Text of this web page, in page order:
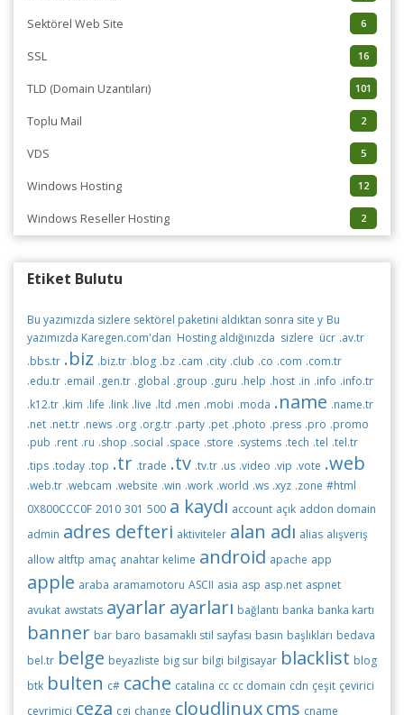
6
Sektörel Web Site
16
SSL
101
TLD (Domain Uzantıları)
2
Toplu Mail
5
VDS
12
Windows Hosting
2
Windows Reseller Hosting
Etiket Bulutu
Bu yazımızda sizlere sektörel paketini aldıktan sonra site y Bu
yazımızda Karegen.com'dan Hosting aldığınızda sizlere ücr .av.tr
.bbs.tr .biz .biz.tr .blog .bz .cam .city .club .co .com .com.tr
.edu.tr .email .gen.tr .global .group .guru .help .host .in .info .info.tr
.k12.tr .kim .life .link .live .ltd .men .mobi .moda .name .name.tr
.net .net.tr .news .org .org.tr .party .pet .photo .press .pro .promo
.pub .rent .ru .shop .social .space .store .systems .tech .tel .tel.tr
.tips .today .top .tr .trade .tv .tv.tr .us .video .vip .vote .web
.web.tr .webcam .website .win .work .world .ws .xyz .zone #html
0X800CCC0F 2010 301 500 a kaydı account açık addon domain
admin adres defteri aktiviteler alan adı alias alışveriş
allow altftp amaç anahtar kelime android apache app
apple araba aramamotoru ASCII asia asp asp.net aspnet
avukat awstats ayarlarayarları bağlantı banka banka kartı
banner bar baro basamaklı stil sayfası basın başlıkları bedava
bel.tr belge beyazliste big sur bilgi bilgisayar blacklist blog
btk bulten c# cache catalina cc cc domain cdn çeşit çevirici
çevrimiçi ceza cgi change cloudlinuxcms cname